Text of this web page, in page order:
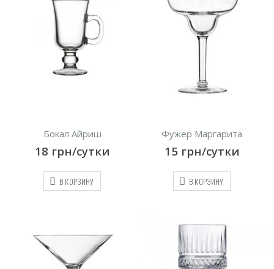
Бокал Айриш
18 грн/сутки
В КОРЗИНУ
Фужер Маргарита
15 грн/сутки
В КОРЗИНУ